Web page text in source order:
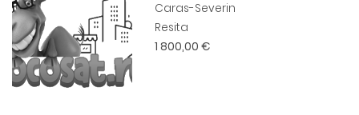
Caras-Severin
Resita
1 800,00 €